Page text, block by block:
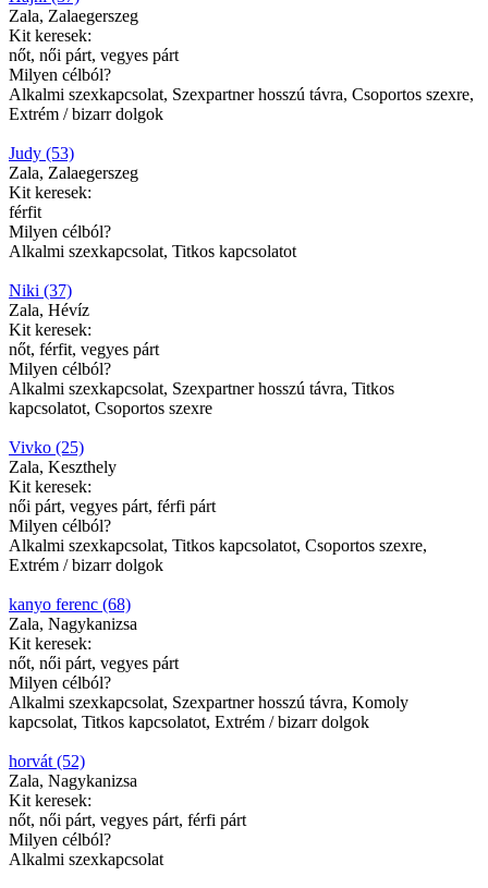
Zala, Zalaegerszeg
Kit keresek:
nőt, női párt, vegyes párt
Milyen célból?
Alkalmi szexkapcsolat, Szexpartner hosszú távra, Csoportos szexre,
Extrém / bizarr dolgok
Judy (53)
Zala, Zalaegerszeg
Kit keresek:
férfit
Milyen célból?
Alkalmi szexkapcsolat, Titkos kapcsolatot
Niki (37)
Zala, Hévíz
Kit keresek:
nőt, férfit, vegyes párt
Milyen célból?
Alkalmi szexkapcsolat, Szexpartner hosszú távra, Titkos
kapcsolatot, Csoportos szexre
Vivko (25)
Zala, Keszthely
Kit keresek:
női párt, vegyes párt, férfi párt
Milyen célból?
Alkalmi szexkapcsolat, Titkos kapcsolatot, Csoportos szexre,
Extrém / bizarr dolgok
kanyo ferenc (68)
Zala, Nagykanizsa
Kit keresek:
nőt, női párt, vegyes párt
Milyen célból?
Alkalmi szexkapcsolat, Szexpartner hosszú távra, Komoly
kapcsolat, Titkos kapcsolatot, Extrém / bizarr dolgok
horvát (52)
Zala, Nagykanizsa
Kit keresek:
nőt, női párt, vegyes párt, férfi párt
Milyen célból?
Alkalmi szexkapcsolat